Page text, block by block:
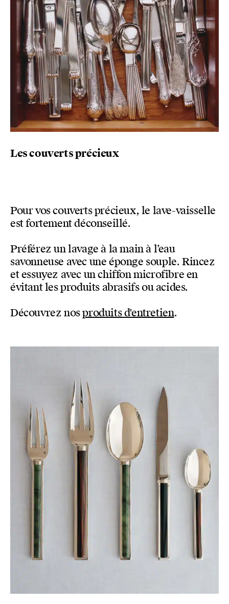
Les couverts précieux
Pour vos couverts précieux, le lave-vaisselle
est fortement déconseillé.
Préférez un lavage à la main à l’eau
savonneuse avec une éponge souple. Rincez
et essuyez avec un chiffon microfibre en
évitant les produits abrasifs ou acides.
Découvrez nosproduits d'entretien.